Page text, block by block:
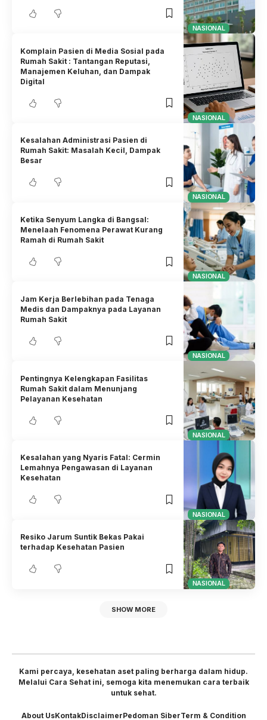
NASIONAL
NASIONAL
Komplain Pasien di Media Sosial pada
Rumah Sakit : Tantangan Reputasi,
Manajemen Keluhan, dan Dampak
Digital
NASIONAL
Kesalahan Administrasi Pasien di
Rumah Sakit: Masalah Kecil, Dampak
Besar
NASIONAL
Ketika Senyum Langka di Bangsal:
Menelaah Fenomena Perawat Kurang
Ramah di Rumah Sakit
NASIONAL
Jam Kerja Berlebihan pada Tenaga
Medis dan Dampaknya pada Layanan
Rumah Sakit
NASIONAL
Pentingnya Kelengkapan Fasilitas
Rumah Sakit dalam Menunjang
Pelayanan Kesehatan
NASIONAL
Kesalahan yang Nyaris Fatal: Cermin
Lemahnya Pengawasan di Layanan
Kesehatan
NASIONAL
Resiko Jarum Suntik Bekas Pakai
terhadap Kesehatan Pasien
SHOW MORE
Kami percaya, kesehatan aset paling berharga dalam hidup.
Melalui Cara Sehat ini, semoga kita menemukan cara terbaik
untuk sehat.
About UsKontakDisclaimerPedoman SiberTerm & Condition